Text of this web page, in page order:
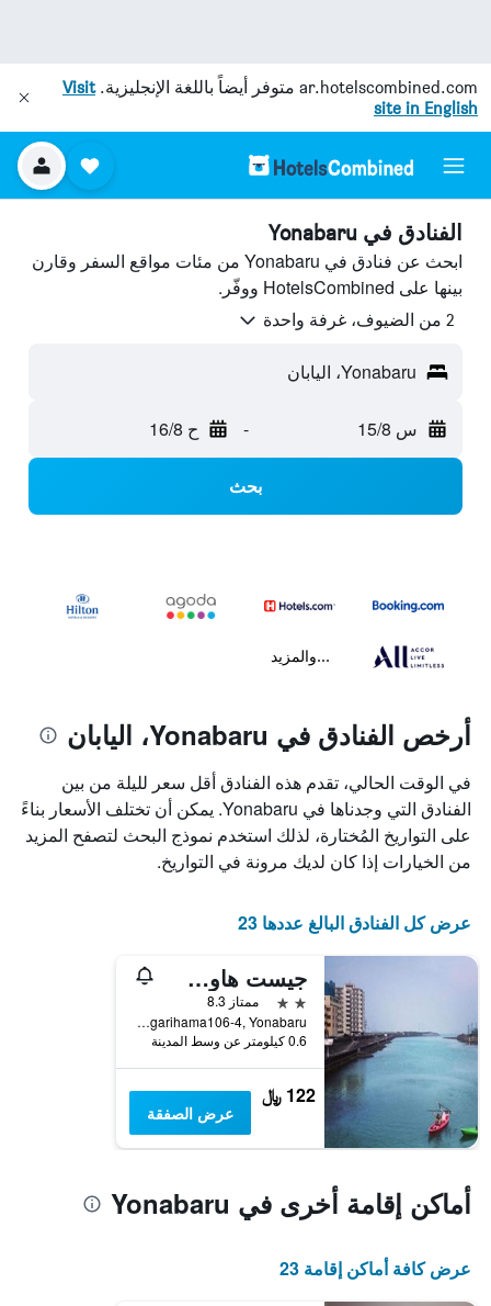
ar.hotelscombined.com متوفر أيضاً باللغة الإنجليزية.Visit
site in English
الفنادق في Yonabaru
ابحث عن فنادق في Yonabaru من مئات مواقع السفر وقارن
بينها على HotelsCombined ووفّر.
2 من الضيوف، غرفة واحدة
Yonabaru، اليابان
س 15/8 - ح 16/8
بحث
...والمزيد
أرخص الفنادق في Yonabaru، اليابان
في الوقت الحالي، تقدم هذه الفنادق أقل سعر لليلة من بين
الفنادق التي وجدناها في Yonabaru. يمكن أن تختلف الأسعار بناءً
على التواريخ المُختارة، لذلك استخدم نموذج البحث لتصفح المزيد
من الخيارات إذا كان لديك مرونة في التواريخ.
عرض كل الفنادق البالغ عددها 23
جيست هاوس أجايهاما
2 نجمتين
ممتاز 8.3
Agarihama106-4, Yonabaru, اليابان
0.6 كيلومتر عن وسط المدينة
122 ﷼
عرض الصفقة
أماكن إقامة أخرى في Yonabaru
عرض كافة أماكن إقامة 23